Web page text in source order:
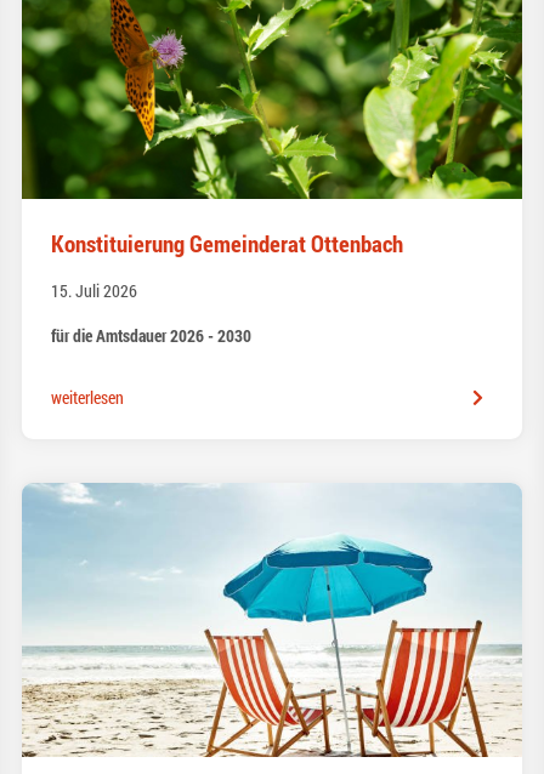
Konstituierung Gemeinderat Ottenbach
15. Juli 2026
für die Amtsdauer 2026 - 2030
weiterlesen